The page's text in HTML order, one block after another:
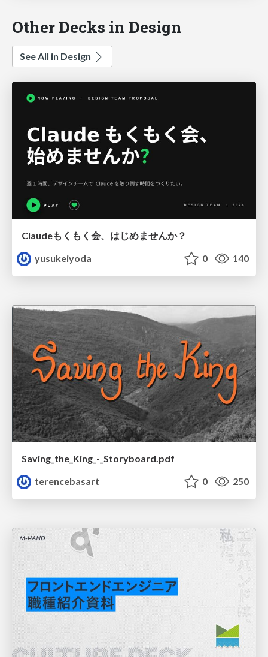
Other Decks in Design
See All in Design
Claudeもくもく会、はじめませんか？
yusukeiyoda
0 140
Saving_the_King_-_Storyboard.pdf
terencebasart
0 250